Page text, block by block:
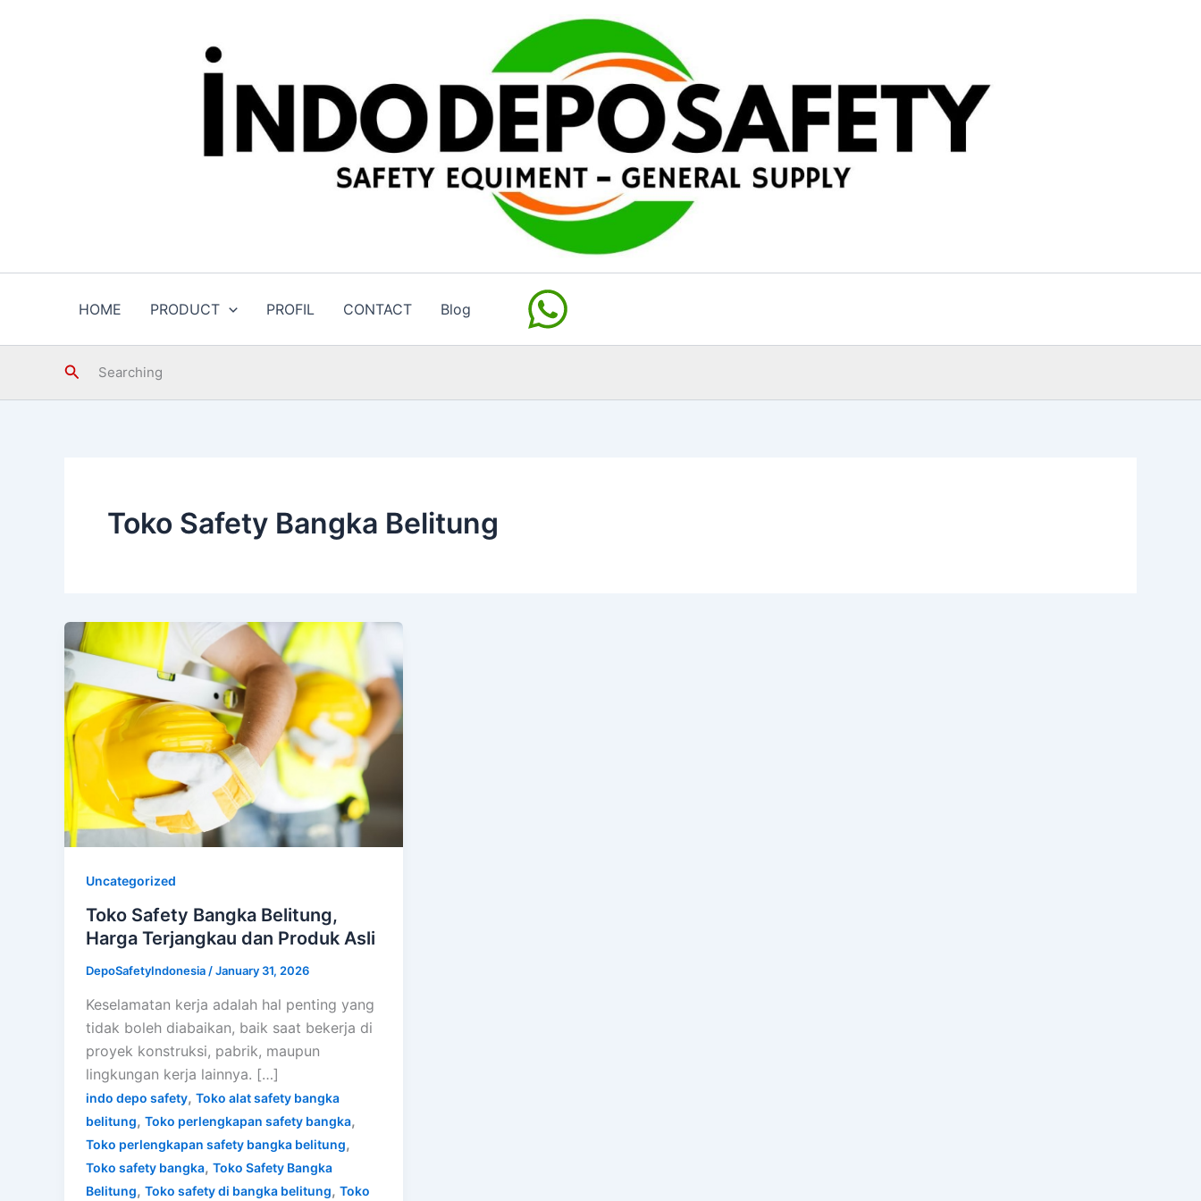
HOME PRODUCT PROFIL CONTACT Blog
SearchSearching
Toko Safety Bangka Belitung
Uncategorized
Toko Safety Bangka Belitung,
Harga Terjangkau dan Produk Asli
DepoSafetyIndonesia/January 31, 2026
Keselamatan kerja adalah hal penting yang
tidak boleh diabaikan, baik saat bekerja di
proyek konstruksi, pabrik, maupun
lingkungan kerja lainnya. […]
indo depo safety, Toko alat safety bangka
belitung, Toko perlengkapan safety bangka,
Toko perlengkapan safety bangka belitung,
Toko safety bangka, Toko Safety Bangka
Belitung, Toko safety di bangka belitung, Toko